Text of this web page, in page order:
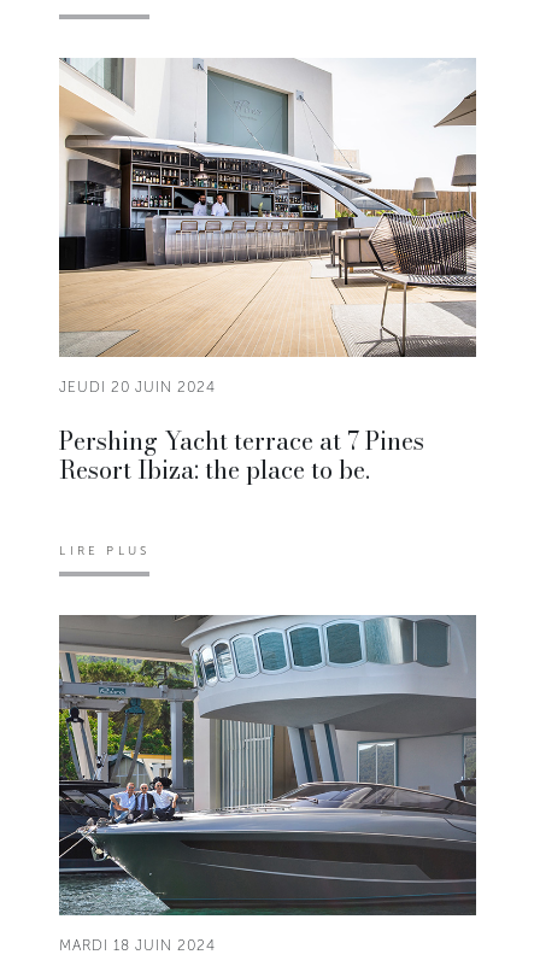
JEUDI 20 JUIN 2024
Pershing Yacht terrace at 7 Pines
Resort Ibiza: the place to be.
LIRE PLUS
MARDI 18 JUIN 2024